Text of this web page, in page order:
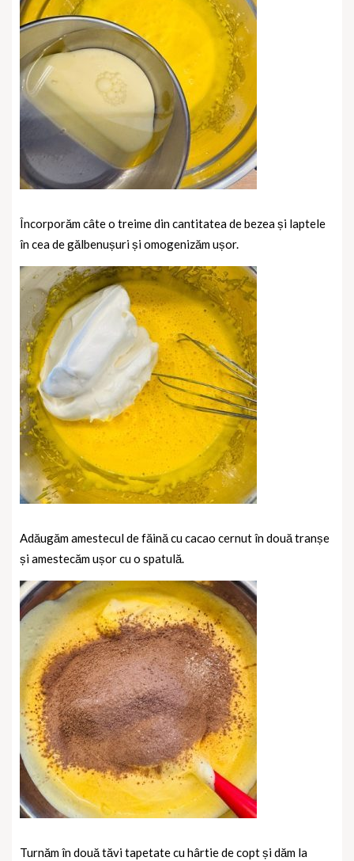
Încorporăm câte o treime din cantitatea de bezea și laptele
în cea de gălbenușuri și omogenizăm ușor.
Adăugăm amestecul de făină cu cacao cernut în două tranșe
și amestecăm ușor cu o spatulă.
Turnăm în două tăvi tapetate cu hârtie de copt și dăm la